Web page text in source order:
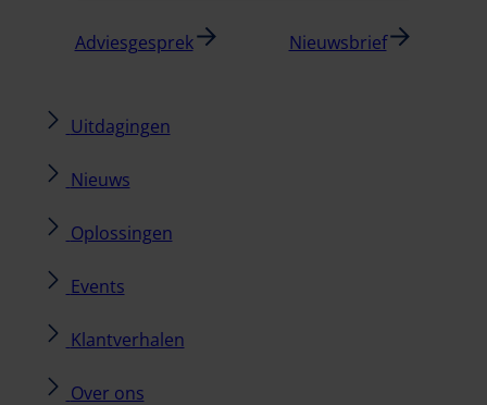
Adviesgesprek Nieuwsbrief
Uitdagingen
Nieuws
Oplossingen
Events
Klantverhalen
Over ons